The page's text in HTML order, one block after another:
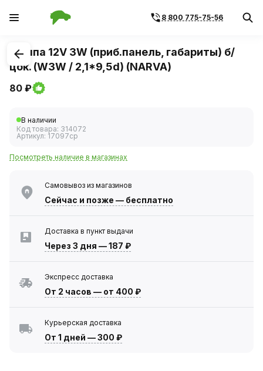
8 800 775-75-56
1/1
Лампа 12V 3W (приб.панель, габариты) б/
цок. (W3W / 2,1*9,5d) (NARVA)
80 ₽
В наличии
Код товара: 314072
Артикул: 17097ср
Посмотреть наличие в магазинах
Самовывоз из магазинов
Сейчас и позже — бесплатно
Доставка в пункт выдачи
Через 3 дня —187 ₽
Экспресс доставка
От 2 часов — от 400 ₽
Курьерская доставка
От 1 дней —300 ₽